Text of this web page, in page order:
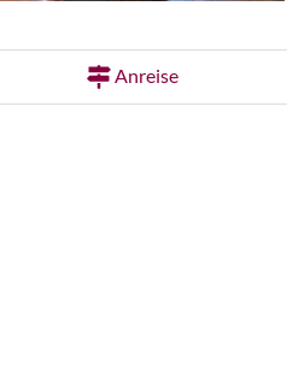
Anreise